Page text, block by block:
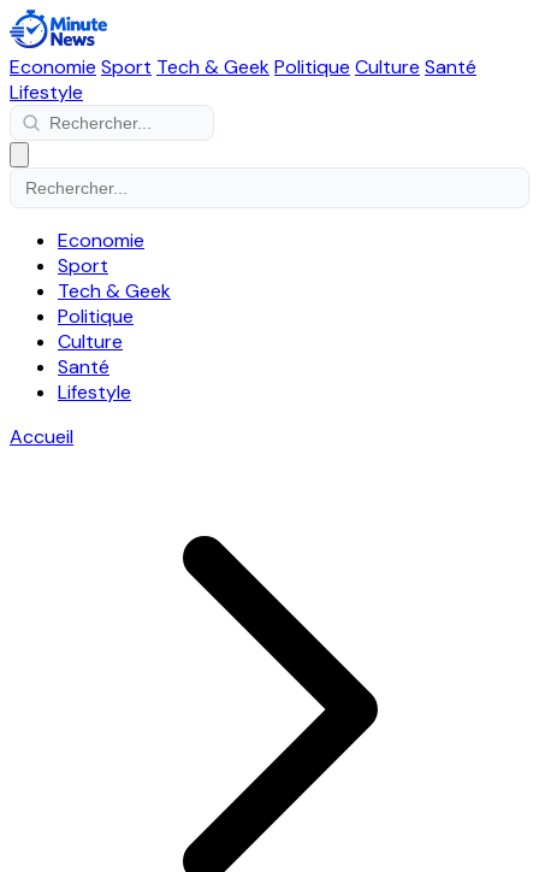
Economie Sport Tech & GeekPolitique Culture Santé
Lifestyle
Economie
Sport
Tech & Geek
Politique
Culture
Santé
Lifestyle
Accueil